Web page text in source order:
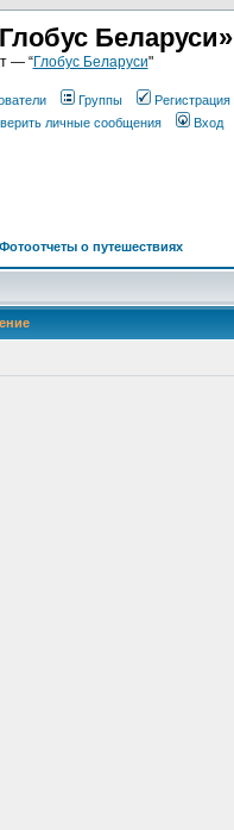
Беларуси»
— “Глобус Беларуси"
Группы
Регистрация
личные сообщения Вход
Фотоотчеты о путешествиях